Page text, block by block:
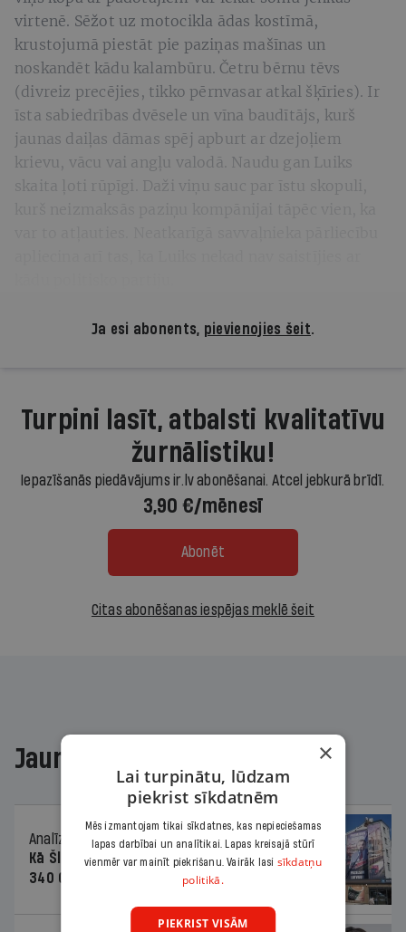
virtenē. Sēžot uz motocikla ādas kostīmā,
krustojumā piestāt pie paziņas mašīnas un
noskandēt kādu kalambūru. Četru bērnu tēvs
(divreiz precējies, tikko pērnvasar atkal šķīries). Ir
īsta sabiedrības dvēsele un vīna baudītājs, kurš
jaunas daiļas dāmas spēj apburt ar dzejoļiem
krievu, vācu vai angļu valodā. Naudu gan Luiks
skaita ļoti rūpīgi. Daži viņu sauc par īstu skopuli,
Ja esi abonents, pievienojies šeit.
Turpini lasīt, atbalsti kvalitatīvu
žurnālistiku!
Iepazīšanās piedāvājums ir.lv abonēšanai. Atcel jebkurā brīdī.
3,90 €/mēnesī
Abonēt
Citas abonēšanas iespējas meklē šeit
Jaunākajā žurnālā
Analīze
06.08.2026.
Kā Šlesera partija palika nesodīta par
340 000 vērtu reklāmas kampaņu
×
Lai turpinātu, lūdzam
piekrist sīkdatnēm
Mēs izmantojam tikai sīkdatnes, kas nepieciešamas
lapas darbībai un analītikai. Lapas kreisajā stūrī
vienmēr var mainīt piekrišanu. Vairāk lasi sīkdatņu
politikā.
PIEKRIST VISĀM